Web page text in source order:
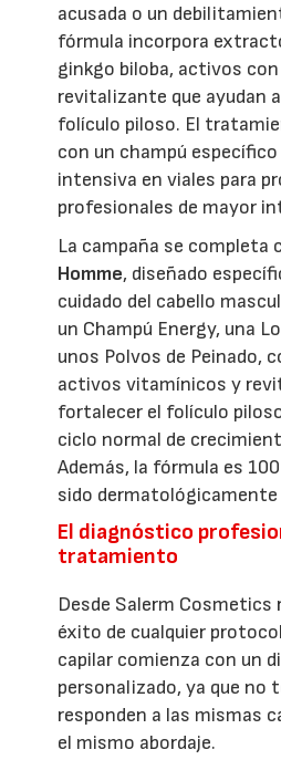
acusada o un
fórmula incorpora
ginkgo biloba, activos
revitalizante que ayudan
folículo piloso. El
con un champú
intensiva en viales para
profesionales de mayor
La campaña se completa
Homme, diseñado
cuidado del cabello
un Champú Energy, una
unos Polvos de Peinado,
activos vitamínicos y
fortalecer el folículo
ciclo normal de
Además, la fórmula es
sido
El diagnóstico
tratamiento
Desde Salerm Cosmetics
éxito de cualquier
capilar comienza con un
personalizado, ya que no
responden a las mismas
el mismo abordaje.